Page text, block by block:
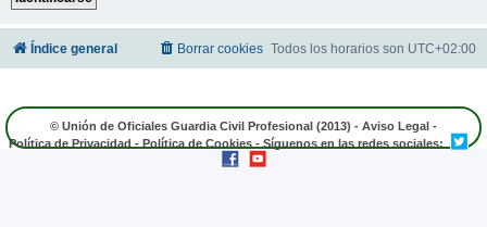
Índice general Todos los horarios son UTC+02:00
Borrar cookies
© Unión de Oficiales Guardia Civil Profesional (2013) - Aviso Legal -
Política de Privacidad - Política de Cookies - Síguenos en las redes sociales: